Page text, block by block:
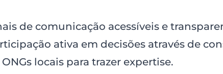
de comunicação acessíveis e
ativa em decisões através de
locais para trazer expertise.